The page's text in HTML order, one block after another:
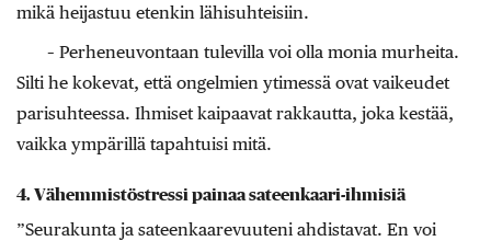
mikä heijastuu etenkin lähisuhteisiin.
– Perheneuvontaan tulevilla voi olla monia murheita.
Silti he kokevat, että ongelmien ytimessä ovat vaikeudet
parisuhteessa. Ihmiset kaipaavat rakkautta, joka kestää,
vaikka ympärillä tapahtuisi mitä.
4. Vähemmistöstressi painaa sateenkaari-ihmisiä
”Seurakunta ja sateenkaarevuuteni ahdistavat. En voi